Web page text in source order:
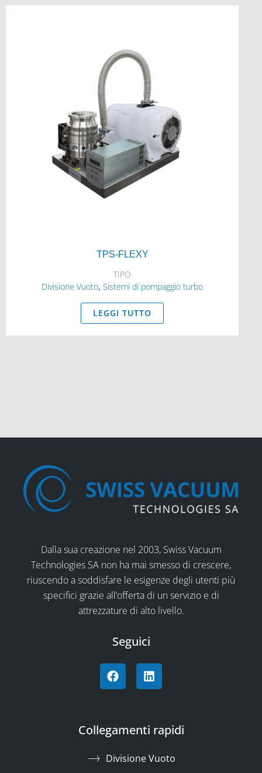
TPS-FLEXY
TIPO
Divisione Vuoto, Sistemi di pompaggio turbo
LEGGI TUTTO
Dalla sua creazione nel 2003, Swiss Vacuum
Technologies SA non ha mai smesso di crescere,
riuscendo a soddisfare le esigenze degli utenti più
specifici grazie all’offerta di un servizio e di
attrezzature di alto livello.
Seguici
Collegamenti rapidi
Divisione Vuoto